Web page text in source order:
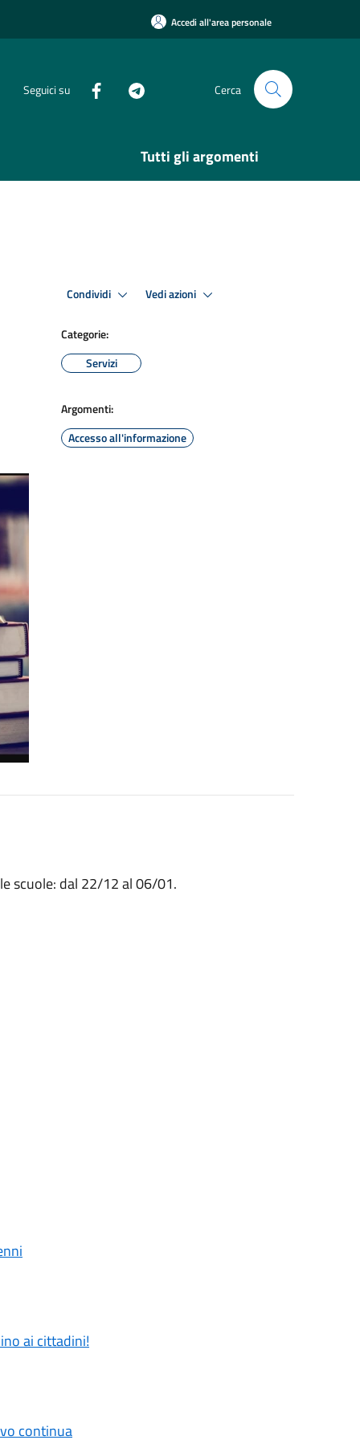
Accedi all'area personale
Seguici su Cerca
Tutti gli argomenti
Condividi Vedi azioni
Categorie:
Servizi
Argomenti:
Accesso all'informazione
scuole: dal 22/12 al 06/01.
ai cittadini!
continua